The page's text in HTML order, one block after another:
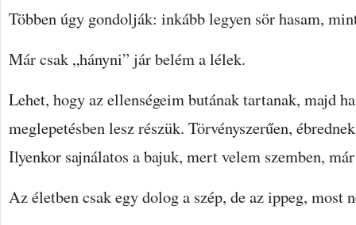
Többen úgy gondolják: inkább legyen sör hasam,
Már csak „hányni” jár belém a lélek.
Lehet, hogy az ellenségeim butának tartanak, majd
meglepetésben lesz részük. Törvényszerűen,
Ilyenkor sajnálatos a bajuk, mert velem szemben,
Az életben csak egy dolog a szép, de az ippeg, most